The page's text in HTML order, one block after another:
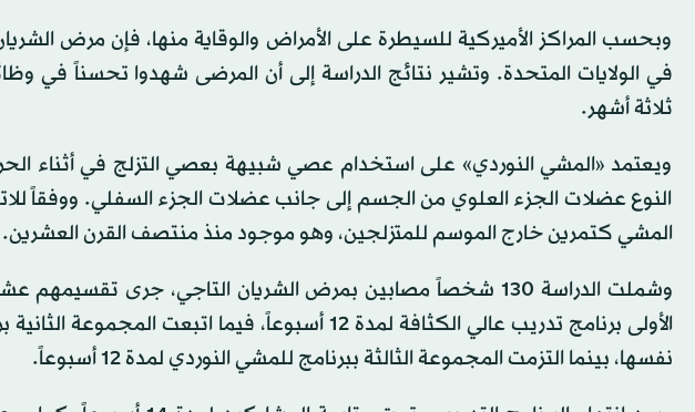
وبحسب المراكز الأميركية للسيطرة على الأمراض والوقاية منها، فإن مرض
في الولايات المتحدة. وتشير نتائج الدراسة إلى أن المرضى شهدوا تحسناً في
ثلاثة أشهر.
ويعتمد «المشي النوردي» على استخدام عصي شبيهة بعصي التزلج في أثناء
النوع عضلات الجزء العلوي من الجسم إلى جانب عضلات الجزء السفلي. ووفقاً
المشي كتمرين خارج الموسم للمتزلجين، وهو موجود منذ منتصف القرن العشرين.
وشملت الدراسة 130 شخصاً مصابين بمرض الشريان التاجي، جرى
الأولى برنامج تدريب عالي الكثافة لمدة 12 أسبوعاً،
نفسها، بينما التزمت المجموعة الثالثة ببرنامج للمشي النوردي لمدة 12 أسبوعاً.